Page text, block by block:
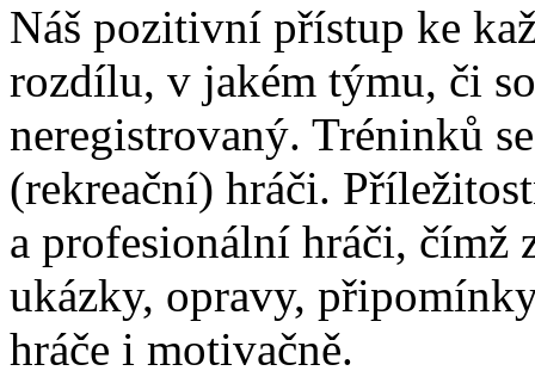
Náš pozitivní přístup ke
rozdílu, v jakém týmu, či
neregistrovaný. Tréninků
(rekreační) hráči.
a profesionální hráči,
ukázky, opravy,
hráče i motivačně.